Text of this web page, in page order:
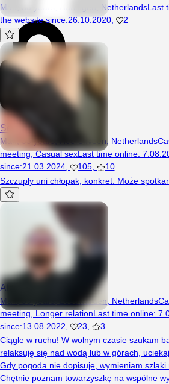
Man, 36 years, Harlingen, NetherlandsLast
the website since:26.10.2020 2
Sebap110
Man, 33 years, Heerenveen, Netherlands
meeting,Casual sexLast time online:
since:21.03.2024 105
10
Szczupły uni chłopak, konkret. Może
Alitheos
Man, 39 years, Leeuwarden, Netherlands
meeting,Longer relationLast time online:
since:13.08.2022 23
3
Ciągle w ruchu! W wolnym czasie szukam
relaksuję się nad wodą lub w górach,
Gdy pogoda nie dopisuje, wymieniam
Chętnie poznam towarzyszkę na wspólne